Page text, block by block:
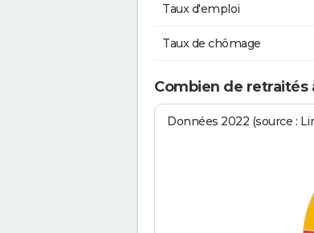
Taux d'emploi
Taux de chômage
Combien de retraités
Données 2022 (source :